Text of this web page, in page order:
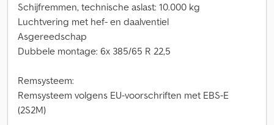
Schijfremmen, technische aslast: 10.000 kg
Luchtvering met hef- en daalventiel
Asgereedschap
Dubbele montage: 6x 385/65 R 22,5
Remsysteem:
Remsysteem volgens EU-voorschriften met EBS-E
(2S2M)